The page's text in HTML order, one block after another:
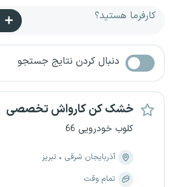
کارفرما هستید؟
دنبال کردن نتایج جستجو
خشک کن کارواش تخصصی
کلوب خودرویی 66
آذربایجان شرقی
تبریز
تمام وقت